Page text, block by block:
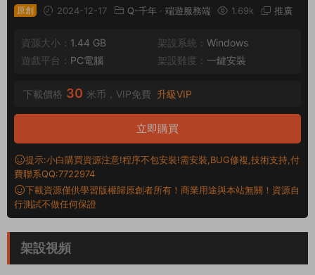
原創 2024-12-17 Q-千年 · 端遊服務端 1.69k 推廣
資源大小： 1.44 GB 架設系統： Windows
遊戲平台： PC電腦 架設難度： 一鍵安裝
下載價格 30 米币，VIP免費 升級VIP
立即購買
提示:小白購買資源注意!程序不包安裝!需安裝,BUG修複,技術支持,付
費聯系QQ:7722974
下載資源僅供學習版權歸原創者所有！商業用途與本站無關！資源自
行測試不做任何保證
架設視頻